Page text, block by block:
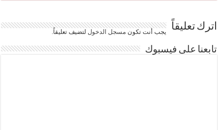
اترك تعليقاً يجب أنت تكون مسجل الدخوللتضيف تعليقاً.
تابعنا على فيسبوك